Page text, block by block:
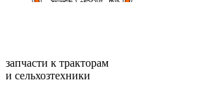
запчасти к тракторам
и сельхозтехники